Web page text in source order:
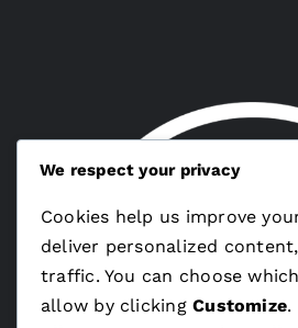
We respect your privacy
Cookies help us improve
deliver personalized
traffic. You can choose
allow by clickingCustomize.